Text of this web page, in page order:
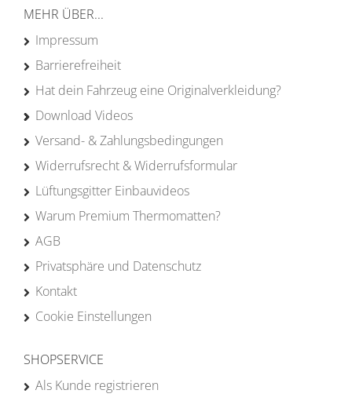
MEHR ÜBER...
Impressum
Barrierefreiheit
Hat dein Fahrzeug eine Originalverkleidung?
Download Videos
Versand- & Zahlungsbedingungen
Widerrufsrecht & Widerrufsformular
Lüftungsgitter Einbauvideos
Warum Premium Thermomatten?
AGB
Privatsphäre und Datenschutz
Kontakt
Cookie Einstellungen
SHOPSERVICE
Als Kunde registrieren